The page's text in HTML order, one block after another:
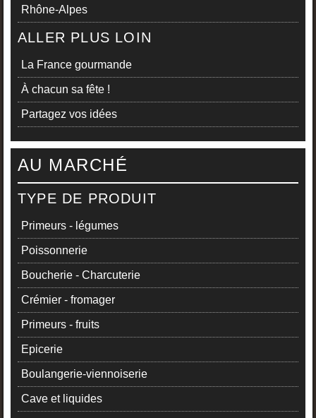
Rhône-Alpes
ALLER PLUS LOIN
La France gourmande
À chacun sa fête !
Partagez vos idées
AU MARCHÉ
TYPE DE PRODUIT
Primeurs - légumes
Poissonnerie
Boucherie - Charcuterie
Crémier - fromager
Primeurs - fruits
Epicerie
Boulangerie-viennoiserie
Cave et liquides